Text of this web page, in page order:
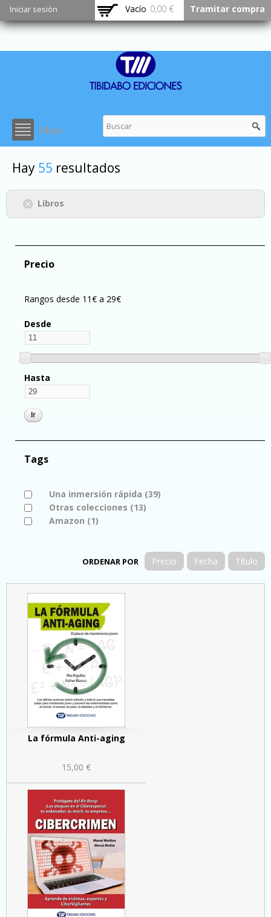
Pasar al
contenido
principal
Iniciar sesión Vacío 0,00 € Tramitar compra
Menu
Hay 55 resultados
Libros
Precio
Rangos desde 11€ a 29€
Desde
Hasta
Tags
Apply Una inmersión rápida filter
Una inmersión rápida (39)
Apply Otras colecciones filter
Otras colecciones (13)
Apply Amazon filter
Amazon (1)
ORDENAR POR Precio Fecha Título
La fórmula Anti-aging
15,00 €